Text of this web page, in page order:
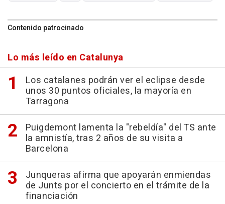
Contenido patrocinado
Lo más leído en Catalunya
Los catalanes podrán ver el eclipse desde
unos 30 puntos oficiales, la mayoría en
Tarragona
Puigdemont lamenta la "rebeldía" del TS ante
la amnistía, tras 2 años de su visita a
Barcelona
Junqueras afirma que apoyarán enmiendas
de Junts por el concierto en el trámite de la
financiación